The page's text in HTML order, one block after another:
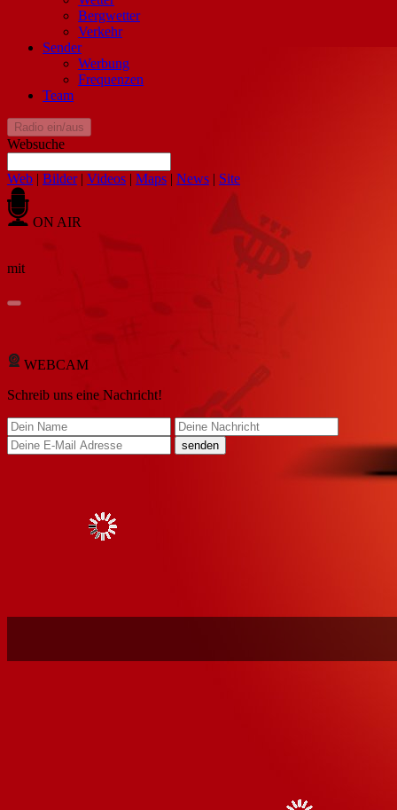
Bergwetter
Verkehr
Sender
Werbung
Frequenzen
Team
Radio ein/aus
Websuche
Web | Bilder| Videos | Maps | News | Site
ON AIR
mit
WEBCAM
Schreib uns eine Nachricht!